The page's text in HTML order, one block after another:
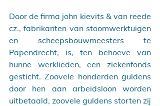
Door de firma john kievits & van reede
cz., fabrikanten van stoomwerktuigen
en scheepsbouwmeesters te
Papendrecht, is, ten behoeve van
hunne werklieden, een ziekenfonds
gesticht. Zoovele honderden guldens
door hen aan arbeidsloon worden
uitbetaald, zoovele guldens storten zij